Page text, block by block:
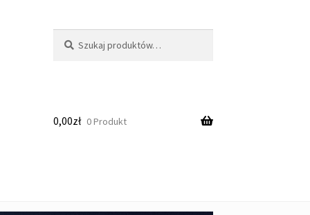
0,00zł 0 Produkt